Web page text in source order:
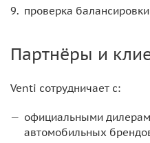
проверка
Партнёры и
Venti сотрудничает с:
официальными
автомобильных